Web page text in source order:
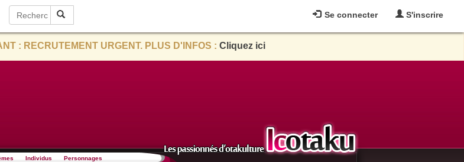
Se connecter S'inscrire
: RECRUTEMENT URGENT. PLUS D'INFOS : Cliquez ici
Individus Personnages